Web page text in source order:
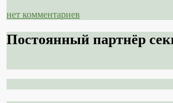
нет комментариев
Постоянный партнёр